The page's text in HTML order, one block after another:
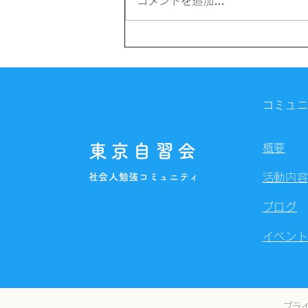
東京自習会
社会人勉強コミュニティ
コミュ
概要
活動内容
ブログ
イベント
プラ